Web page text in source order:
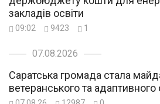
закладів освіти
09:02 9423 1
07.08.2026
Саратська громада стала
ветеранського та адаптивного